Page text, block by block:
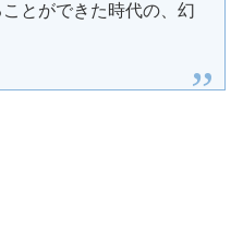
とができた時代の、幻